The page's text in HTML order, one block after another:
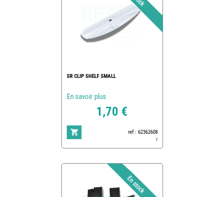
SR CLIP SHELF SMALL
En savoir plus
1,70 €
ref : 62362608
7